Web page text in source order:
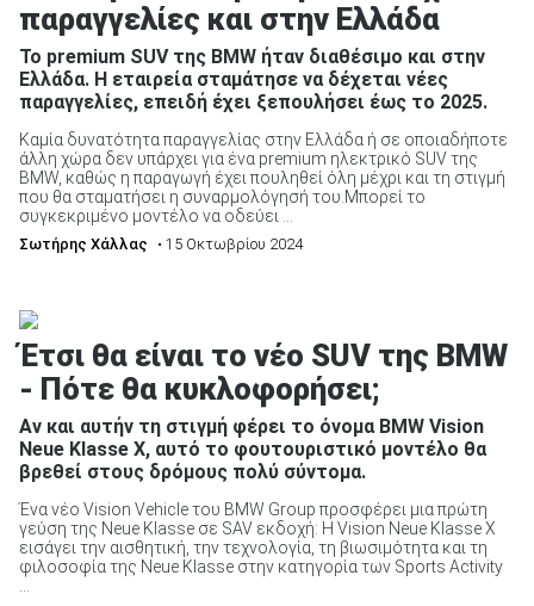
παραγγελίες και στην Ελλάδα
To premium SUV της BMW ήταν διαθέσιμο και στην
Ελλάδα. H εταιρεία σταμάτησε να δέχεται νέες
παραγγελίες, επειδή έχει ξεπουλήσει έως το 2025.
Καμία δυνατότητα παραγγελίας στην Ελλάδα ή σε οποιαδήποτε
άλλη χώρα δεν υπάρχει για ένα premium ηλεκτρικό SUV της
BMW, καθώς η παραγωγή έχει πουληθεί όλη μέχρι και τη στιγμή
που θα σταματήσει η συναρμολόγησή του.Μπορεί το
συγκεκριμένο μοντέλο να οδεύει ...
Σωτήρης Χάλλας • 15 Οκτωβρίου 2024
Έτσι θα είναι το νέο SUV της BMW
- Πότε θα κυκλοφορήσει;
Αν και αυτήν τη στιγμή φέρει το όνομα BMW Vision
Neue Klasse X, αυτό το φουτουριστικό μοντέλο θα
βρεθεί στους δρόμους πολύ σύντομα.
Ένα νέο Vision Vehicle του BMW Group προσφέρει μια πρώτη
γεύση της Neue Klasse σε SAV εκδοχή: Η Vision Neue Klasse X
εισάγει την αισθητική, την τεχνολογία, τη βιωσιμότητα και τη
φιλοσοφία της Neue Klasse στην κατηγορία των Sports Activity